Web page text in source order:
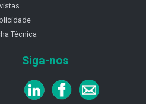
Técnica
Siga-nos